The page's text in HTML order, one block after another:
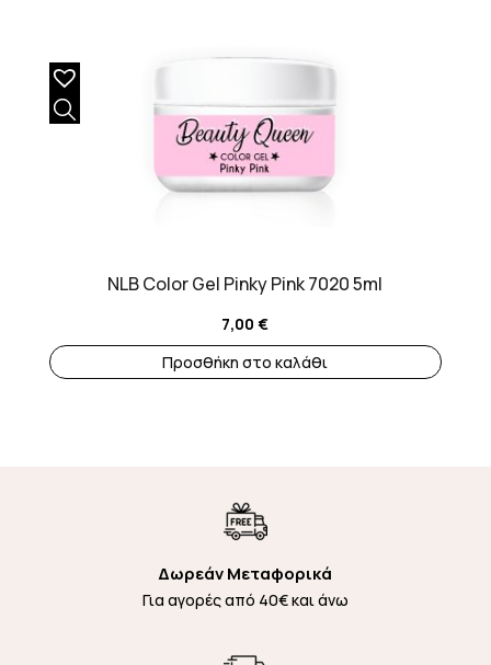
NLB Color Gel Pinky Pink 7020 5ml
7,00€
Προσθήκη στο καλάθι
Δωρεάν Μεταφορικά
Για αγορές από 40€ και άνω